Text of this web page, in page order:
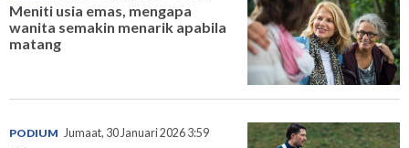
Meniti usia emas, mengapa
wanita semakin menarik apabila
matang
PODIUM Jumaat, 30 Januari 2026 3:59